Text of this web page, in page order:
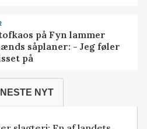
på Fyn lammer
såplaner: - Jeg føler
på
NYT